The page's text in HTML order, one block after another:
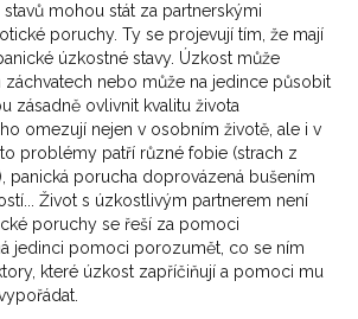
mohou stát za partnerskými
poruchy. Ty se projevují tím, že mají
úzkostné stavy. Úzkost může
záchvatech nebo může na jedince působit
zásadně ovlivnit kvalitu života
omezují nejen v osobním životě, ale i v
problémy patří různé fobie (strach z
panická porucha doprovázená bušením
Život s úzkostlivým partnerem není
poruchy se řeší za pomoci
jedinci pomoci porozumět, co se ním
které úzkost zapříčiňují a pomoci mu